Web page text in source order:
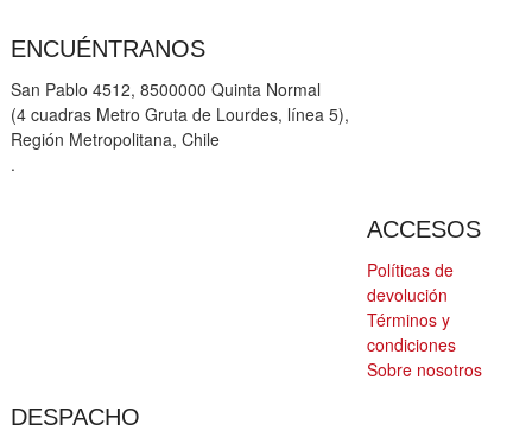
ENCUÉNTRANOS
San Pablo 4512, 8500000 Quinta Normal
(4 cuadras Metro Gruta de Lourdes, línea 5),
Región Metropolitana, Chile
.
ACCESOS
Políticas de
devolución
Términos y
condiciones
Sobre nosotros
DESPACHO